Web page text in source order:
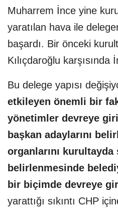
Muharrem İnce yine
yaratılan hava ile
başardı. Bir önceki
Kılıçdaroğlu karşısında
Bu delege yapısı
etkileyen önemli bir
yönetimler devreye
başkan adaylarını
organlarını
belirlenmesinde
bir biçimde devreye
yarattığı sıkıntı CHP